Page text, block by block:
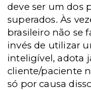
deve ser um dos
superados. Às
brasileiro não se
invés de utilizar
inteligível, adota
cliente/paciente
só por causa